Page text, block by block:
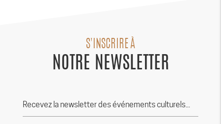
S'INSCRIRE À
NOTRE NEWSLETTER